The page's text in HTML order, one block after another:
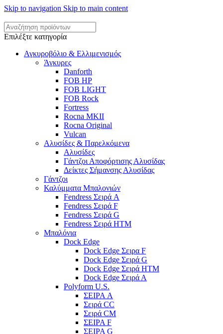
Skip to navigation Skip to main content
Επιλέξτε κατηγορία
Αγκυροβόλιο & Ελλιμενισμός
Άγκυρες
Danforth
FOB HP
FOB LIGHT
FOB Rock
Fortress
Rocna MKII
Rocna Original
Vulcan
Αλυσίδες & Παρελκόμενα
Αλυσίδες
Γάντζοι Αποφόρτισης Αλυσίδας
Δείκτες Σήμανσης Αλυσίδας
Γάντζοι
Καλύμματα Μπαλονιών
Fendress Σειρά A
Fendress Σειρά F
Fendress Σειρά G
Fendress Σειρά HTM
Μπαλόνια
Dock Edge
Dock Edge Σειρα F
Dock Edge Σειρά G
Dock Edge Σειρά HTM
Dock Edge Σειρά Α
Polyform U.S.
ΣΕΙΡΑ A
Σειρά CC
Σειρά CM
ΣΕΙΡΑ F
ΣΕΙΡΑ G